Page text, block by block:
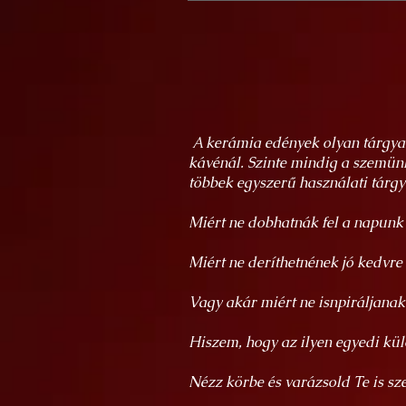
A kerámia edények olyan
kávénál. Szinte mindig a
többek egyszerű használati
Miért ne dobhatnák fel a
Miért ne deríthetnének jó kedvre
Vagy akár miért ne
Hiszem, hogy az ilyen egyedi
Nézz körbe és varázsold Te is